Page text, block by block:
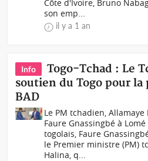
Côte d'Ivoire, Bruno
son emp...
il y a 1 an
Info
Togo-Tchad : Le
soutien du Togo pour la
BAD
Le PM tchadien,
Faure Gnassingbé à
togolais, Faure
le Premier ministre (PM)
Halina, q...